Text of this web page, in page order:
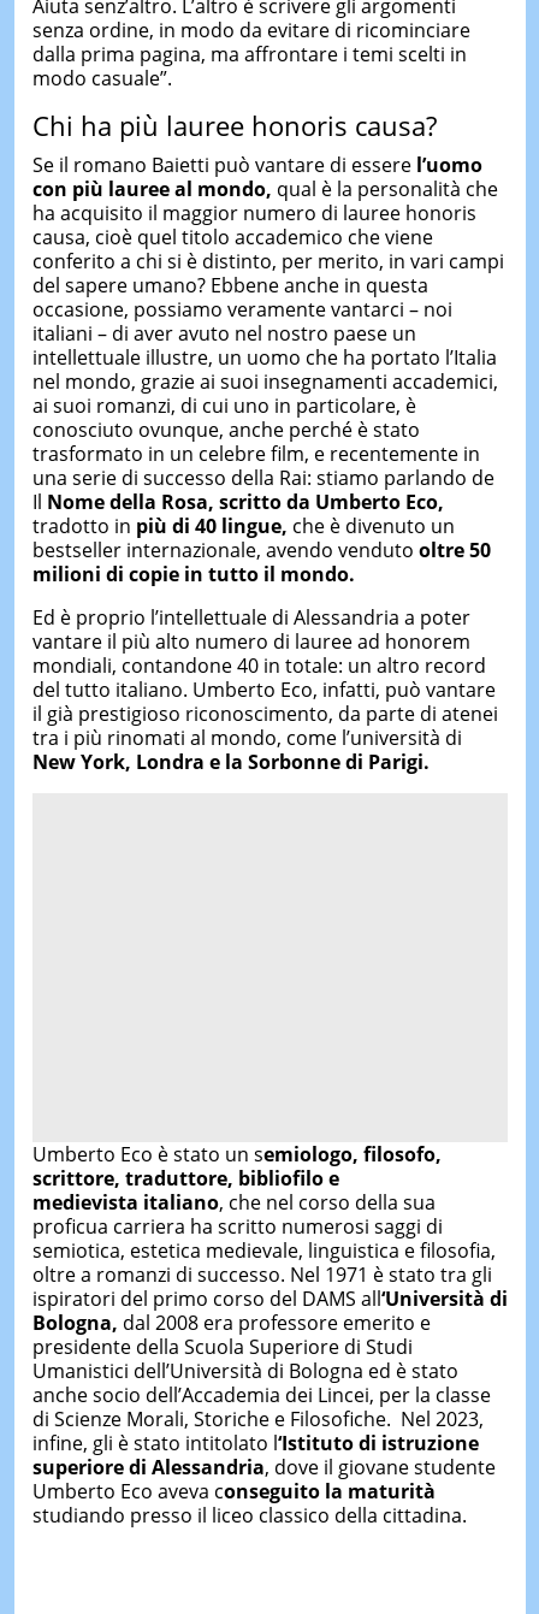
Aiuta senz’altro. L’altro è scrivere gli argomenti
senza ordine, in modo da evitare di ricominciare
dalla prima pagina, ma affrontare i temi scelti in
modo casuale”.
Chi ha più lauree honoris causa?
Se il romano Baietti può vantare di essere l’uomo
con più lauree al mondo, qual è la personalità che
ha acquisito il maggior numero di lauree honoris
causa, cioè quel titolo accademico che viene
conferito a chi si è distinto, per merito, in vari campi
del sapere umano? Ebbene anche in questa
occasione, possiamo veramente vantarci – noi
italiani – di aver avuto nel nostro paese un
intellettuale illustre, un uomo che ha portato l’Italia
nel mondo, grazie ai suoi insegnamenti accademici,
ai suoi romanzi, di cui uno in particolare, è
conosciuto ovunque, anche perché è stato
trasformato in un celebre film, e recentemente in
una serie di successo della Rai: stiamo parlando de
Il Nome della Rosa, scritto da Umberto Eco,
tradotto in più di 40 lingue, che è divenuto un
bestseller internazionale, avendo venduto oltre 50
milioni di copie in tutto il mondo.
Ed è proprio l’intellettuale di Alessandria a poter
vantare il più alto numero di lauree ad honorem
mondiali, contandone 40 in totale: un altro record
del tutto italiano. Umberto Eco, infatti, può vantare
il già prestigioso riconoscimento, da parte di atenei
tra i più rinomati al mondo, come l’università di
New York, Londra e la Sorbonne di Parigi.
Umberto Eco è stato un semiologo, filosofo,
scrittore, traduttore, bibliofilo e
medievista italiano, che nel corso della sua
proficua carriera ha scritto numerosi saggi di
semiotica, estetica medievale, linguistica e filosofia,
oltre a romanzi di successo. Nel 1971 è stato tra gli
ispiratori del primo corso del DAMS all‘Università di
Bologna, dal 2008 era professore emerito e
presidente della Scuola Superiore di Studi
Umanistici dell’Università di Bologna ed è stato
anche socio dell’Accademia dei Lincei, per la classe
di Scienze Morali, Storiche e Filosofiche. Nel 2023,
infine, gli è stato intitolato l‘Istituto di istruzione
superiore di Alessandria, dove il giovane studente
Umberto Eco aveva conseguito la maturità
studiando presso il liceo classico della cittadina.